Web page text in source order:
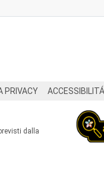
PRIVACY ACCESSIBILITÁ
dalla